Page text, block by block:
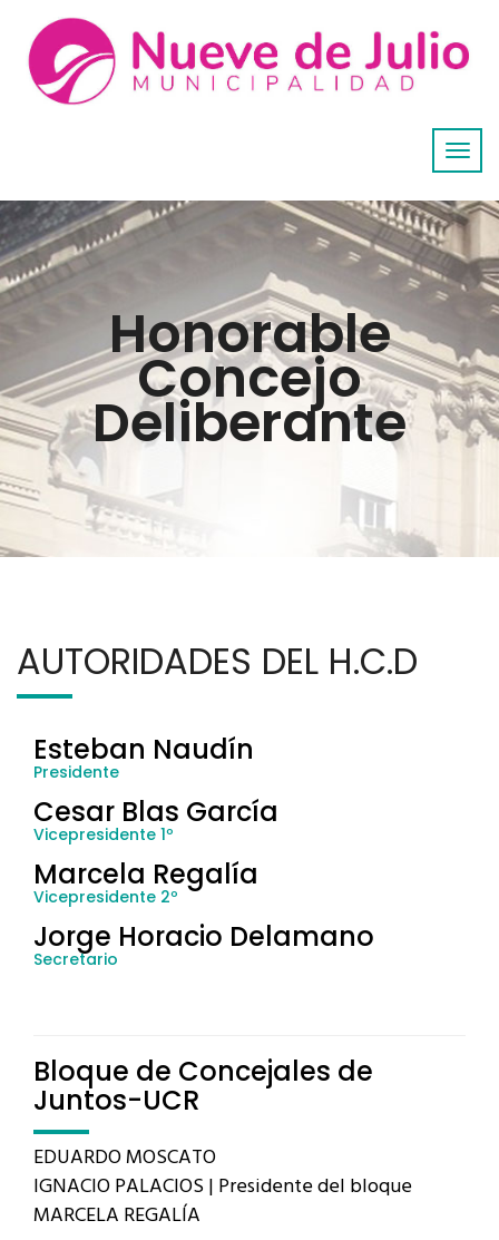
Honorable
Concejo
Deliberante
AUTORIDADES DEL H.C.D
Esteban Naudín
Presidente
Cesar Blas García
Vicepresidente 1º
Marcela Regalía
Vicepresidente 2º
Jorge Horacio Delamano
Secretario
Bloque de Concejales de
Juntos-UCR
EDUARDO MOSCATO
IGNACIO PALACIOS | Presidente del bloque
MARCELA REGALÍA